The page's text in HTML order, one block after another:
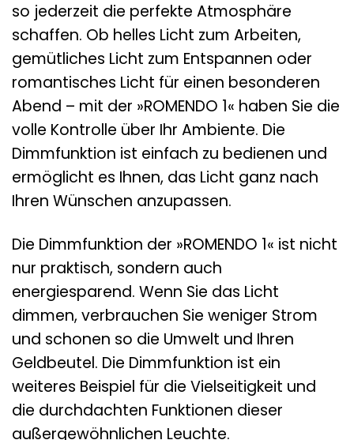
so jederzeit die perfekte Atmosphäre
schaffen. Ob helles Licht zum Arbeiten,
gemütliches Licht zum Entspannen oder
romantisches Licht für einen besonderen
Abend – mit der »ROMENDO 1« haben Sie die
volle Kontrolle über Ihr Ambiente. Die
Dimmfunktion ist einfach zu bedienen und
ermöglicht es Ihnen, das Licht ganz nach
Ihren Wünschen anzupassen.
Die Dimmfunktion der »ROMENDO 1« ist nicht
nur praktisch, sondern auch
energiesparend. Wenn Sie das Licht
dimmen, verbrauchen Sie weniger Strom
und schonen so die Umwelt und Ihren
Geldbeutel. Die Dimmfunktion ist ein
weiteres Beispiel für die Vielseitigkeit und
die durchdachten Funktionen dieser
außergewöhnlichen Leuchte.